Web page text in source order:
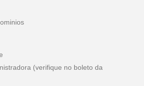
(verifique no boleto da